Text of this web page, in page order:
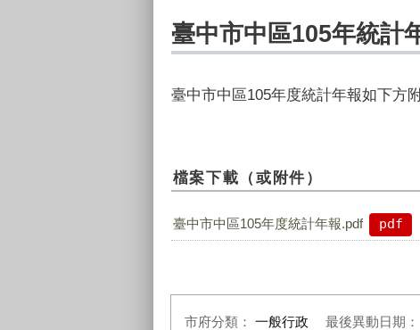
臺中市中區105年統計
臺中市中區105年度統計年報如下方
檔案下載（或附件）
臺中市中區105年度統計年報.pdf pdf
市府分類： 一般行政 最後異動日期：